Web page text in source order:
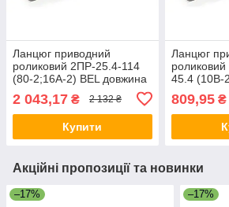
Ланцюг приводний
роликовий 2ПР-25.4-114
(80-2;16А-2) BEL довжина
2 043,17 ₴ 2 132 ₴
Купити
Ланцюг
45.4 (10B-
809,95₴
Акційні пропозиції та новинки
–17% –17%